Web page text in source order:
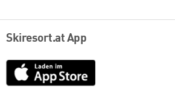
Skiresort.at App
App
Store